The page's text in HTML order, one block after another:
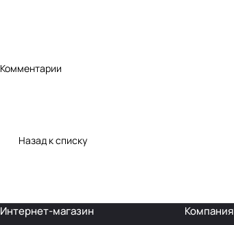
Комментарии
Назад к списку
Интернет-магазин Компания